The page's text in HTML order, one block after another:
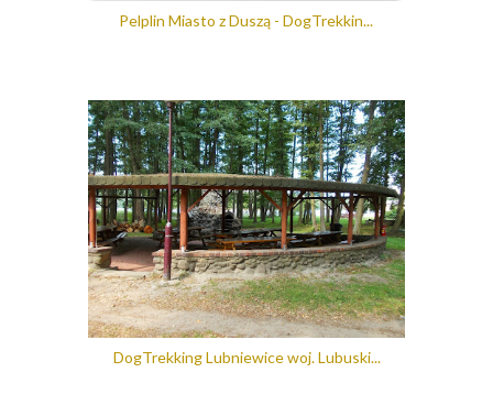
Pelplin Miasto z Duszą - DogTrekkin...
DogTrekking Lubniewice woj. Lubuski...